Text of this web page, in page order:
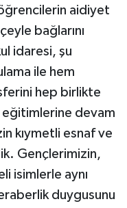
öğrencilerin aidiyet
bağlarını
idaresi, şu
ile hem
hep birlikte
eğitimlerine devam
kıymetli esnaf ve
Gençlerimizin,
isimlerle aynı
duygusunu